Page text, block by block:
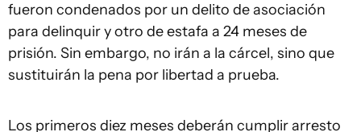
fueron condenados por un delito de asociación
para delinquir y otro de estafa a 24 meses de
prisión. Sin embargo, no irán a la cárcel, sino que
sustituirán la pena por libertad a prueba.
Los primeros diez meses deberán cumplir arresto